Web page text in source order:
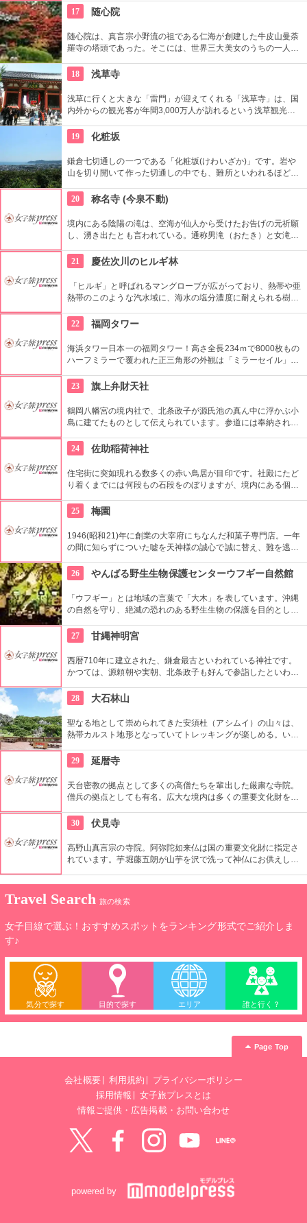
います。座ると願いが叶う椅子と言われている「サターンの椅
子」は人気スポットになっています。
17 随心院
随心院は、真言宗小野流の祖である仁海が創建した牛皮山曼荼
羅寺の塔頭であった。そこには、世界三大美女のうちの一人で
化粧の井戸などいくつかの遺跡が残っている。
18 浅草寺
浅草に行くと大きな「雷門」が迎えてくれる「浅草寺」は、国
内外からの観光客が年間3,000万人が訪れるという浅草観光一
都内最古の名刹です。
19 化粧坂
鎌倉七切通しの一つである「化粧坂(けわいざか)」です。岩や
山を切り開いて作った切通しの中でも、難所といわれるほど化
で、ヒールやブーツは厳禁です！頂上の源氏山公園にシートを
ひいてお弁当を食べるのもお勧めです。
20 称名寺 (今泉不動)
境内にある陰陽の滝は、空海が仙人から受けたお告げの元祈願
し、湧き出たとも言われている。通称男滝（おたき）と女滝
21
慶佐次川のヒルギ林
「ヒルギ」と呼ばれるマングローブが広がっており、熱帯や亜
熱帯のこのような汽水域に、海水の塩分濃度に耐えられる樹木
見られない3種のヒルギや動物たちに触れることができます。
22 福岡タワー
海浜タワー日本一の福岡タワー！高さ全長234ｍで8000枚もの
ハーフミラーで覆われた正三角形の外観は「ミラーセイル」と
望室からの眺めは絶景！福岡市街とウォーターフロントを360
度見渡せます。
23 旗上弁財天社
鶴岡八幡宮の境内社で、北条政子が源氏池の真ん中に浮かぶ小
島に建てたものとして伝えられています。参道には奉納された
宝・安産にご利益のある霊石がある。
24 佐助稲荷神社
住宅街に突如現れる数多くの赤い鳥居が目印です。社殿にたど
り着くまでには何段もの石段をのぼりますが、境内にある個性
25
梅園
1946(昭和21)年に創業の大宰府にちなんだ和菓子専門店。一年
の間に知らずについた嘘を天神様の誠心で誠に替え、難を逃れ
1個ずつ入っています。また、天皇・皇后両陛下に献上の由緒
ある銘菓「梅守」はこしあんを佐賀米のふ焼ではさみ、表面に
和三盆のみつをぬり、グラニュー糖をつけて仕上げたふわっと
軽い口当たりと食べやすいミニサイズも名物です。
26 やんばる野生生物保護センターウフギー自然館
「ウフギー」とは地域の言葉で「大木」を表しています。沖縄
の自然を守り、絶滅の恐れのある野生生物の保護を目的とし、
設。写真展や面白いワークショップも期間限定で開催したりす
るなど、魅力満載の自然ミュージアム。
27 甘縄神明宮
西暦710年に建立された、鎌倉最古といわれている神社です。
かつては、源頼朝や実朝、北条政子も好んで参詣したといわれ
海が一望できる場所でもあります。
28 大石林山
聖なる地として崇められてきた安須杜（アシムイ）の山々は、
熱帯カルスト地形となっていてトレッキングが楽しめる。いろ
フレッシュとパワーチャージに最適。
29 延暦寺
天台密教の拠点として多くの高僧たちを輩出した厳粛な寺院。
僧兵の拠点としても有名。広大な境内は多くの重要文化財を有
30
伏見寺
高野山真言宗の寺院。阿弥陀如来仏は国の重要文化財に指定さ
れています。芋堀藤五朗が山芋を沢で洗って神仏にお供えして
いるようです。
Travel Search 旅の検索
女子目線で選ぶ！おすすめスポットをランキング形式でご紹介しま
す♪
気分で探す 目的で探す エリア 誰と行く？
Page Top
会社概要 利用規約
プライバシーポリシー
採用情報
女子旅プレスとは
情報ご提供・広告掲載・お問い合わせ
powered by